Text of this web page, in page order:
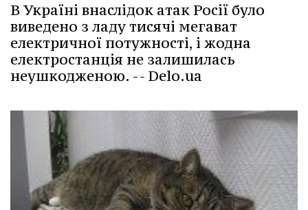
В Україні внаслідок атак Росії було
виведено з ладу тисячі мегават
електричної потужності, і жодна
електростанція не залишилась
неушкодженою. -- Delo.ua